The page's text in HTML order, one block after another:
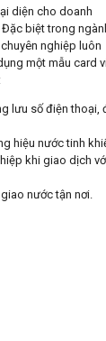
diện cho doanh
biệt trong
nghiệp luôn
một mẫu card
lưu số điện thoại,
hiệu nước tinh
khi giao dịch
nước tận nơi.